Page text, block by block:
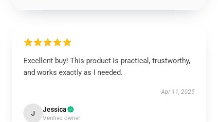
Excellent buy! This product is practical, trustworthy,
and works exactly as I needed.
Apr 11, 2025
J Jessica
Verified owner